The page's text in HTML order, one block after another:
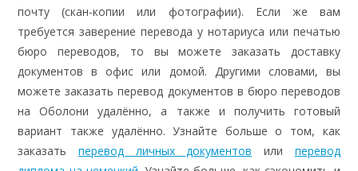
почту (скан-копии или фотографии). Если же вам
требуется заверение перевода у нотариуса или печатью
бюро переводов, то вы можете заказать доставку
документов в офис или домой. Другими словами, вы
можете заказать перевод документов в бюро переводов
на Оболони удалённо, а также и получить готовый
вариант также удалённо. Узнайте больше о том, как
заказатьперевод личных документов или перевод